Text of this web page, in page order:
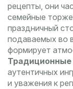
рецепты, они
семейные
праздничный
подаваемых во
формирует
аутентичных
и уважения к